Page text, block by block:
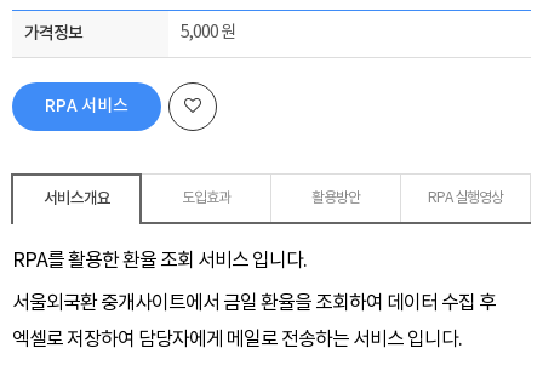
가격정보 5,000 원
RPA 서비스
서비스개요 도입효과 활용방안 RPA 실행영상
RPA를 활용한 환율 조회 서비스 입니다.
서울외국환 중개사이트에서 금일 환율을 조회하여 데이터 수집 후
엑셀로 저장하여 담당자에게 메일로 전송하는 서비스 입니다.